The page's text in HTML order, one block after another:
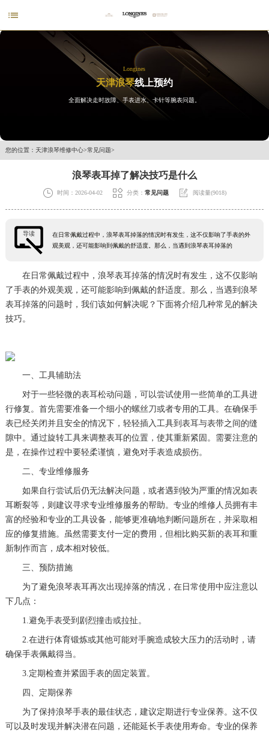

Longines
天津浪琴线上预约
全面解决走时故障、手表进水、卡针等腕表问题。
您的位置： 天津浪琴维修中心>常见问题>
浪琴表耳掉了解决技巧是什么
 时间：2026-04-02  分类： 常见问题  阅读量(9018)
导读
在日常佩戴过程中，浪琴表耳掉落的情况时有发生，这不仅影响了手表的外
观美观，还可能影响到佩戴的舒适度。那么，当遇到浪琴表耳掉落的
在日常佩戴过程中，浪琴表耳掉落的情况时有发生，这不仅影响
了手表的外观美观，还可能影响到佩戴的舒适度。那么，当遇到浪琴
表耳掉落的问题时，我们该如何解决呢？下面将介绍几种常见的解决
技巧。
一、工具辅助法
对于一些轻微的表耳松动问题，可以尝试使用一些简单的工具进
行修复。首先需要准备一个细小的螺丝刀或者专用的工具。在确保手
表已经关闭并且安全的情况下，轻轻插入工具到表耳与表带之间的缝
隙中。通过旋转工具来调整表耳的位置，使其重新紧固。需要注意的
是，在操作过程中要轻柔谨慎，避免对手表造成损伤。
二、专业维修服务
如果自行尝试后仍无法解决问题，或者遇到较为严重的情况如表
耳断裂等，则建议寻求专业维修服务的帮助。专业的维修人员拥有丰
富的经验和专业的工具设备，能够更准确地判断问题所在，并采取相
应的修复措施。虽然需要支付一定的费用，但相比购买新的表耳和重
新制作而言，成本相对较低。
三、预防措施
为了避免浪琴表耳再次出现掉落的情况，在日常使用中应注意以
下几点：
1.避免手表受到剧烈撞击或拉扯。
2.在进行体育锻炼或其他可能对手腕造成较大压力的活动时，请
确保手表佩戴得当。
3.定期检查并紧固手表的固定装置。
四、定期保养
为了保持浪琴手表的最佳状态，建议定期进行专业保养。这不仅
可以及时发现并解决潜在问题，还能延长手表使用寿命。专业的保养